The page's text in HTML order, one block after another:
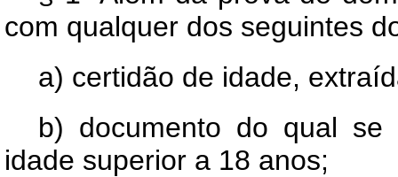
com qualquer dos seguintes
a) certidão de idade,
b) documento do qual
idade superior a 18 anos;